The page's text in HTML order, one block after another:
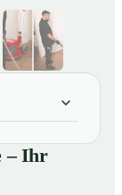
für
– Ihr